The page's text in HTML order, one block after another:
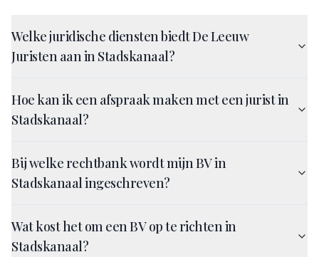
Welke juridische diensten biedt De Leeuw
Juristen aan in Stadskanaal?
Hoe kan ik een afspraak maken met een jurist in
Stadskanaal?
Bij welke rechtbank wordt mijn BV in
Stadskanaal ingeschreven?
Wat kost het om een BV op te richten in
Stadskanaal?